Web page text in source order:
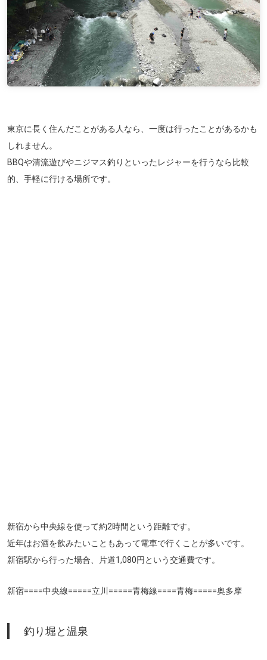
東京に長く住んだことがある人なら、一度は行ったことがあるかも
しれません。
BBQや清流遊びやニジマス釣りといったレジャーを行うなら比較
的、手軽に行ける場所です。
新宿から中央線を使って約2時間という距離です。
近年はお酒を飲みたいこともあって電車で行くことが多いです。
新宿駅から行った場合、片道1,080円という交通費です。
新宿====中央線=====立川=====青梅線====青梅=====奥多摩
釣り堀と温泉